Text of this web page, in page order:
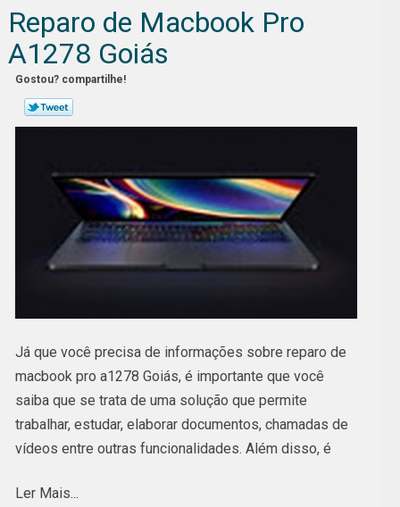
Reparo de Macbook Pro
A1278 Goiás
Gostou? compartilhe!
Já que você precisa de informações sobre reparo de
macbook pro a1278 Goiás, é importante que você
saiba que se trata de uma solução que permite
trabalhar, estudar, elaborar documentos, chamadas de
vídeos entre outras funcionalidades. Além disso, é
sobre o que exatamente se trata, deve-se esclarecer
Ler Mais...